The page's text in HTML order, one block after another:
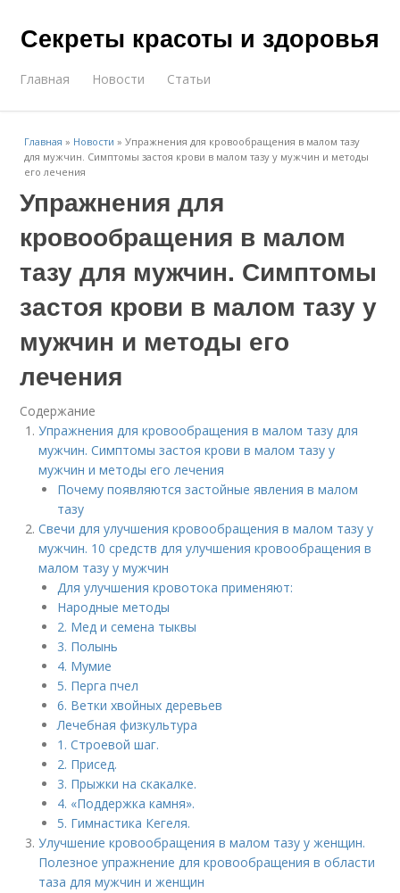
Секреты красоты и здоровья
Главная Новости Статьи
Главная » Новости »Упражнения для кровообращения в малом тазу
для мужчин. Симптомы застоя крови в малом тазу у мужчин и методы
его лечения
Упражнения для
кровообращения в малом
тазу для мужчин. Симптомы
застоя крови в малом тазу у
мужчин и методы его
лечения
Содержание
Упражнения для кровообращения в малом тазу для
мужчин. Симптомы застоя крови в малом тазу у
мужчин и методы его лечения
Почему появляются застойные явления в малом
тазу
Свечи для улучшения кровообращения в малом тазу у
мужчин. 10 средств для улучшения кровообращения в
малом тазу у мужчин
Для улучшения кровотока применяют:
Народные методы
2. Мед и семена тыквы
3. Полынь
4. Мумие
5. Перга пчел
6. Ветки хвойных деревьев
Лечебная физкультура
1. Строевой шаг.
2. Присед.
3. Прыжки на скакалке.
4. «Поддержка камня».
5. Гимнастика Кегеля.
Улучшение кровообращения в малом тазу у женщин.
Полезное упражнение для кровообращения в области
таза для мужчин и женщин